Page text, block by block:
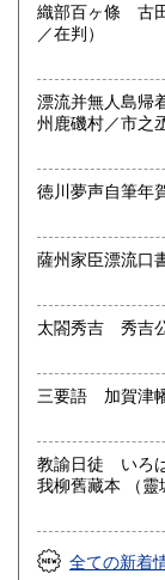
書籍の買取につ
御尊家樣デ御
籍、雜誌ガ有リ
ヘ御拂下ゲ願ヒ
買受致シマス
哲学宗教、歴史
キリスト教文
織部百ヶ條 古田
／在判）
漂流并無人島帰
州鹿磯村／市之
徳川夢声自筆
薩州家臣漂流
太閤秀吉 秀吉
教諭日徒 いろ
我柳舊藏
全ての新着